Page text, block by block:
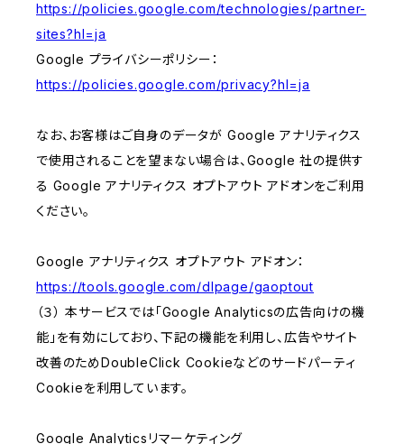
https://policies.google.com/technologies/partner-
sites?hl=ja
Google プライバシーポリシー：
https://policies.google.com/privacy?hl=ja
なお、お客様はご自身のデータが Google アナリティクス
で使用されることを望まない場合は、Google 社の提供す
る Google アナリティクス オプトアウト アドオンをご利用
ください。
Google アナリティクス オプトアウト アドオン：
https://tools.google.com/dlpage/gaoptout
（３） 本サービスでは「Google Analyticsの広告向けの機
能」を有効にしており、下記の機能を利用し、広告やサイト
改善のためDoubleClick Cookieなどのサードパーティ
Cookieを利用しています。
Google Analyticsリマーケティング